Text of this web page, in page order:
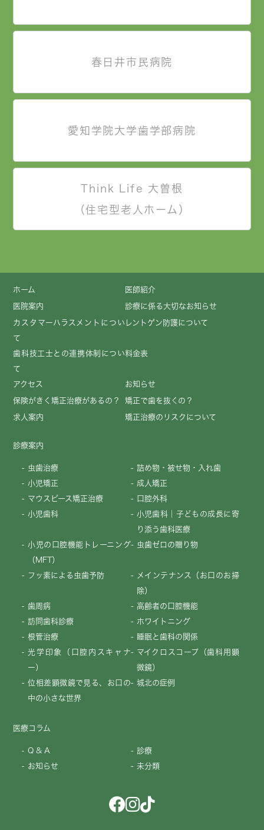
春日井市民病院
愛知学院大学歯学部病院
Think Life 大曽根
（住宅型老人ホーム）
ホーム 医師紹介
医院案内 診療に係る大切なお知らせ
カスタマーハラスメントについ
て
レントゲン防護について
歯科技工士との連携体制につい
て
料金表
アクセス お知らせ
保険がきく矯正治療があるの？ 矯正で歯を抜くの？
求人案内 矯正治療のリスクについて
診療案内
虫歯治療
詰め物・被せ物・入れ歯
小児矯正
成人矯正
マウスピース矯正治療
口腔外科
小児歯科
小児歯科｜子どもの成長に寄
り添う歯科医療
小児の口腔機能トレーニング
（MFT）
虫歯ゼロの贈り物
フッ素による虫歯予防
メインテナンス（お口のお掃
除）
歯周病
高齢者の口腔機能
訪問歯科診療
ホワイトニング
根管治療
睡眠と歯科の関係
光学印象（口腔内スキャナ
ー）
マイクロスコープ（歯科用顕
微鏡）
位相差顕微鏡で見る、お口の
中の小さな世界
城北の症例
医療コラム
Q & A
診療
お知らせ
未分類